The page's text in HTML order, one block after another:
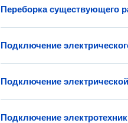
Переборка существующего
Подключение
Подключение
Подключение